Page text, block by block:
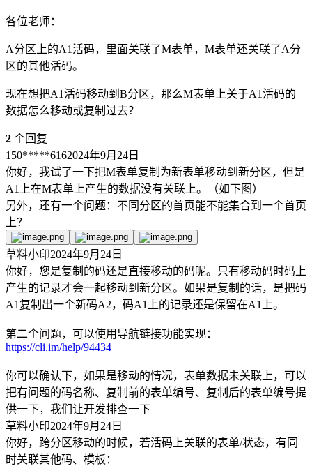
各位老师：
A分区上的A1活码，里面关联了M表单，M表单还关联了A分
区的其他活码。
现在想把A1活码移动到B分区，那么M表单上关于A1活码的
数据怎么移动或复制过去？
2 个回复
150*****6162024年9月24日
你好，我试了一下把M表单复制为新表单移动到新分区，但是
A1上在M表单上产生的数据没有关联上。（如下图）
另外，还有一个问题：不同分区的首页能不能集合到一个首页
上？
草料小印2024年9月24日
你好，您是复制的码还是直接移动的码呢。只有移动码时码上
产生的记录才会一起移动到新分区。如果是复制的话，是把码
A1复制出一个新码A2，码A1上的记录还是保留在A1上。
第二个问题，可以使用导航链接功能实现：
https://cli.im/help/94434
你可以确认下，如果是移动的情况，表单数据未关联上，可以
把有问题的码名称、复制前的表单编号、复制后的表单编号提
供一下，我们让开发排查一下
草料小印2024年9月24日
你好，跨分区移动的时候，若活码上关联的表单/状态，有同
时关联其他码、模板：